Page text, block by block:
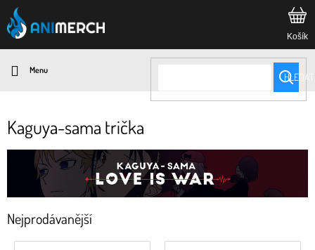
Přejít
na
obsah
HLEDAT
Kaguya-sama trička
Nejprodávanější